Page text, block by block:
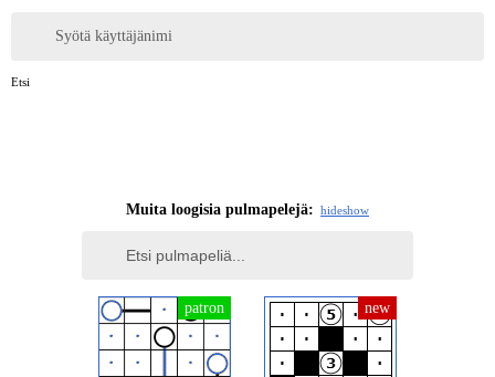
Syötä käyttäjänimi
Etsi
Muita loogisia pulmapelejä: hideshow